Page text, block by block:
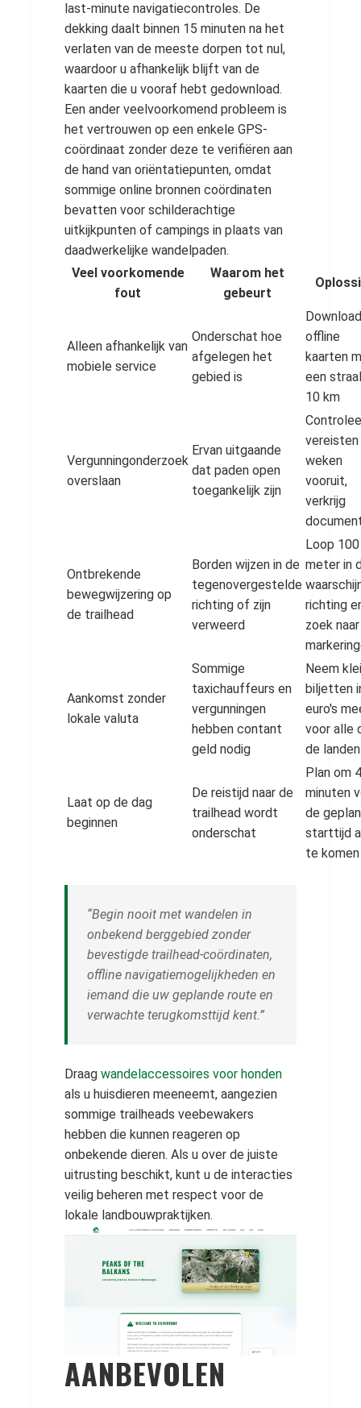
last-minute navigatiecontroles. De
dekking daalt binnen 15 minuten na het
verlaten van de meeste dorpen tot nul,
waardoor u afhankelijk blijft van de
kaarten die u vooraf hebt gedownload.
Een ander veelvoorkomend probleem is
het vertrouwen op een enkele GPS-
coördinaat zonder deze te verifiëren aan
de hand van oriëntatiepunten, omdat
sommige online bronnen coördinaten
bevatten voor schilderachtige
uitkijkpunten of campings in plaats van
daadwerkelijke wandelpaden.
Veel voorkomende
fout
Waarom het
gebeurt
Alleen afhankelijk van
mobiele service
Onderschat hoe
afgelegen het
gebied is
Download
offline
kaarten
een
10 km
Vergunningonderzoek
overslaan
Ervan uitgaande
dat paden open
toegankelijk zijn
weken
vooruit,
verkrijg
Ontbrekende
bewegwijzering op
de trailhead
Borden wijzen in de
tegenovergestelde
richting of zijn
verweerd
Loop 100
meter in
richting
zoek naar
Aankomst zonder
lokale valuta
Sommige
taxichauffeurs en
vergunningen
hebben contant
geld nodig
Neem
biljetten
euro's
voor alle
de landen
Laat op de dag
beginnen
De reistijd naar de
trailhead wordt
onderschat
Plan om
minuten
de
starttijd
te komen
“Begin nooit met wandelen in
onbekend berggebied zonder
bevestigde trailhead-coördinaten,
offline navigatiemogelijkheden en
iemand die uw geplande route en
verwachte terugkomsttijd kent.”
Draag wandelaccessoires voor honden
als u huisdieren meeneemt, aangezien
sommige trailheads veebewakers
hebben die kunnen reageren op
onbekende dieren. Als u over de juiste
uitrusting beschikt, kunt u de interacties
veilig beheren met respect voor de
lokale landbouwpraktijken.
AANBEVOLEN